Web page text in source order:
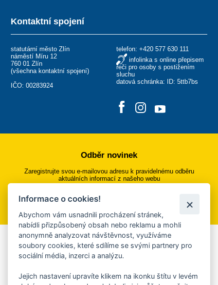
Kontaktní spojení
statutární město Zlín
náměstí Míru 12
760 01 Zlín
(všechna kontaktní spojení)
IČO: 00283924
telefon: +420 577 630 111
infolinka s online přepisem
řeči pro osoby s postižením
sluchu
datová schránka: ID: 5ttb7bs
Odběr novinek
Zaregistrujte svou e-mailovou adresu k pravidelnému odběru
aktuálních informací z našeho webu
Přihlásit se k odběru
Aplikace Mobilní rozhlas
Chcete dostávat do svého mobilu či mailu upozornění na
ankety, pozvánky na kulturní a sportovní akce?
Informace o cookies!
Abychom vám usnadnili procházení stránek,
nabídli přizpůsobený obsah nebo reklamu a mohli
anonymně analyzovat návštěvnost, využíváme
soubory cookies, které sdílíme se svými partnery pro
sociální média, inzerci a analýzu.
Jejich nastavení upravíte klikem na ikonku štítu v levém